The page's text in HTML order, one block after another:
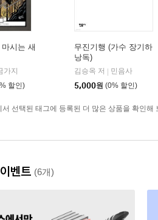
시는 새
가지
할인)
무진기행 (가수 장기하
낭독)
김승옥 저 | 민음사
5,000원 (0% 할인)
서 선택된 태그에 등록된 더 많은 상품을 확인해
벤트 (6개)